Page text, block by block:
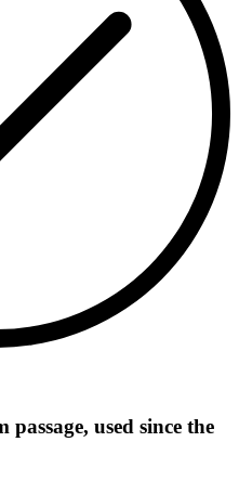
used since the